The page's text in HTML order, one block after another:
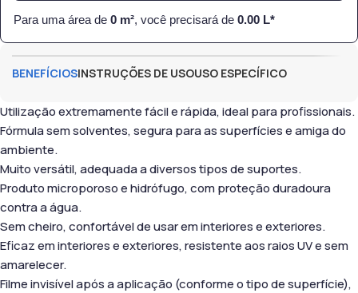
Para uma área de 0 m², você precisará de 0.00 L*
BENEFÍCIOSINSTRUÇÕES DE USOUSO ESPECÍFICO
Utilização extremamente fácil e rápida, ideal para profissionais.
Fórmula sem solventes, segura para as superfícies e amiga do
ambiente.
Muito versátil, adequada a diversos tipos de suportes.
Produto microporoso e hidrófugo, com proteção duradoura
contra a água.
Sem cheiro, confortável de usar em interiores e exteriores.
Eficaz em interiores e exteriores, resistente aos raios UV e sem
amarelecer.
Filme invisível após a aplicação (conforme o tipo de superfície),